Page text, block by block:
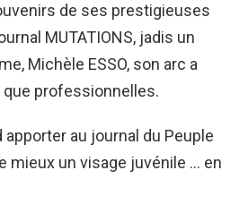
de ses prestigieuses
MUTATIONS, jadis un
Michèle ESSO, son arc a
professionnelles.
apporter au journal du Peuple
mieux un visage juvénile … en